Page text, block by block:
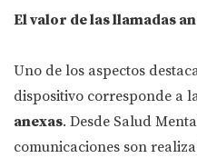
El valor de las llamadas
Uno de los aspectos
dispositivo corresponde a
anexas. Desde Salud
comunicaciones son